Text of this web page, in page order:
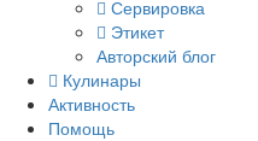
Сервировка
Этикет
Авторский блог
Кулинары
Активность
Помощь